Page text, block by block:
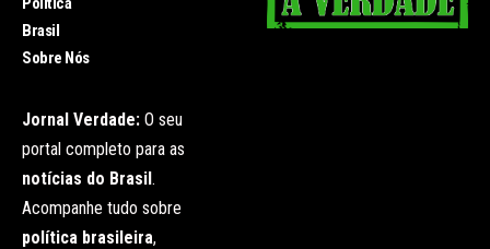
Brasil
Sobre Nós
Jornal Verdade: O seu
portal completo para as
notícias do Brasil.
Acompanhe tudo sobre
política brasileira,